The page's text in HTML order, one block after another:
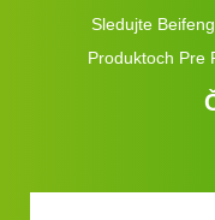
Sledujte
Produktoch Pre